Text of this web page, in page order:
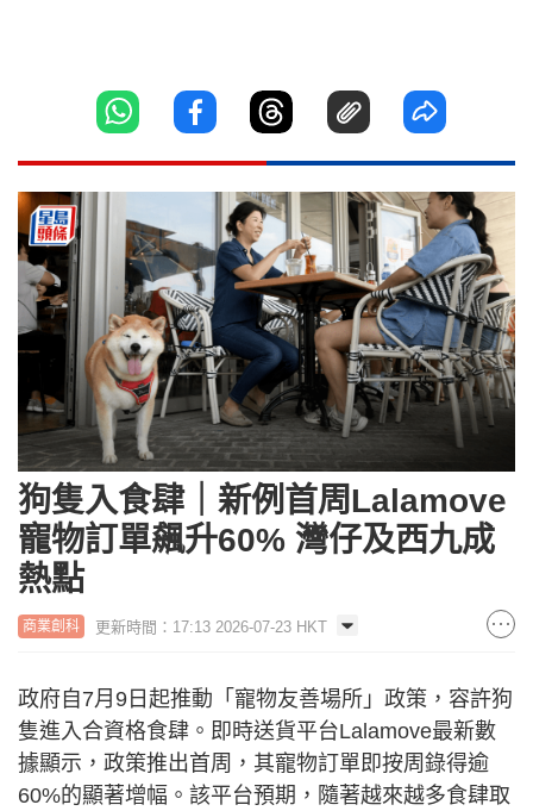
狗隻入食肆｜新例首周Lalamove
寵物訂單飆升60% 灣仔及西九成
熱點
商業創科 更新時間：17:13 2026-07-23 HKT
政府自7月9日起推動「寵物友善場所」政策，容許狗
隻進入合資格食肆。即時送貨平台Lalamove最新數
據顯示，政策推出首周，其寵物訂單即按周錄得逾
60%的顯著增幅。該平台預期，隨著越來越多食肆取